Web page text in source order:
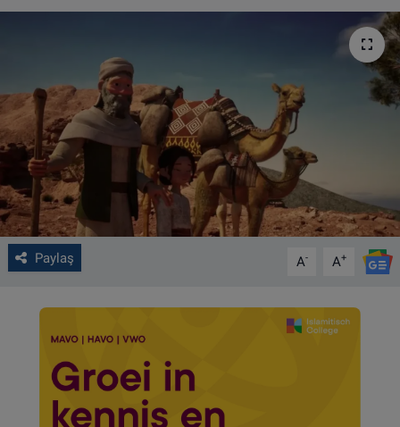
Paylaş A- A+
ALGEMENE VOORWAARDEN
CONTACT
Çerez Politikası